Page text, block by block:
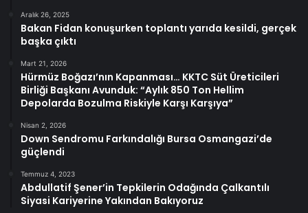
Aralık 26, 2025
Bakan Fidan konuşurken toplantı yarıda kesildi, gerçek
başka çıktı
Mart 21, 2026
Hürmüz Boğazı’nın Kapanması… KKTC Süt Üreticileri
Birliği Başkanı Avunduk: “Aylık 850 Ton Hellim
Depolarda Bozulma Riskiyle Karşı Karşıya”
Nisan 2, 2026
Down Sendromu Farkındalığı Bursa Osmangazi’de
güçlendi
Temmuz 4, 2023
Abdullatif Şener’in Tepkilerin Odağında Çalkantılı
Siyasi Kariyerine Yakından Bakıyoruz